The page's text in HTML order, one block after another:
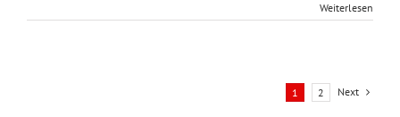
Weiterlesen
1 2 Next